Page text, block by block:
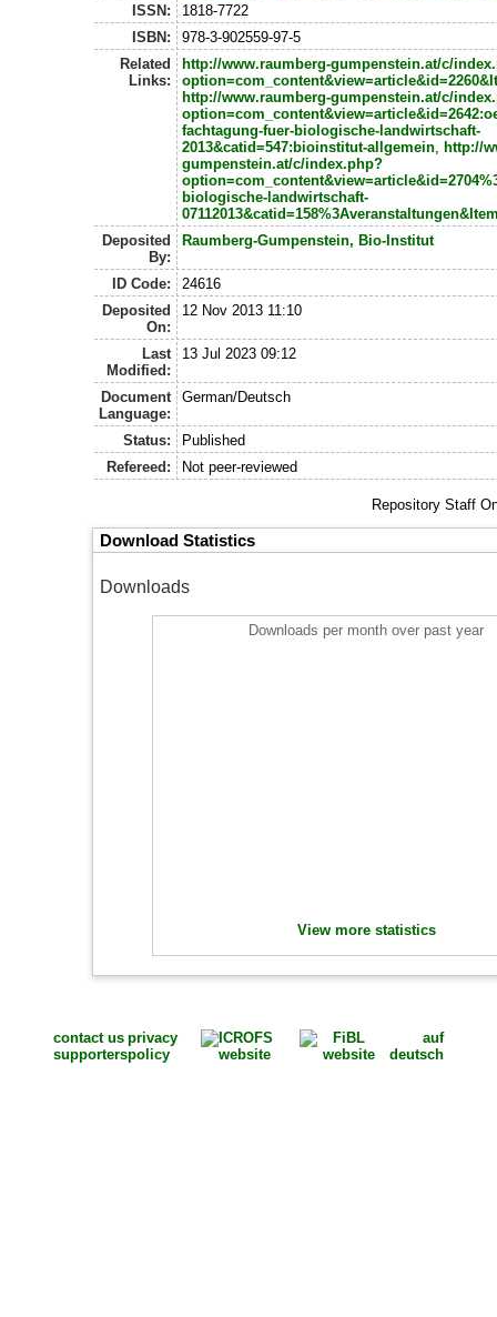
ISSN:
1818-7722
ISBN:
978-3-902559-97-5
Related
Links:
http://www.raumberg-gumpenstein.at/c/
http://www.raumberg-gumpenstein.at/c/
fachtagung-fuer-biologische-landwirtschaft-
2013&catid=547:bioinstitut-allgemein, http://
gumpenstein.at/c/index.php?
biologische-landwirtschaft-
Deposited
By:
Raumberg-Gumpenstein, Bio-Institut
ID Code:
24616
Deposited
On:
12 Nov 2013 11:10
Last
Modified:
13 Jul 2023 09:12
Document
Language:
German/Deutsch
Status:
Published
Refereed:
Not peer-reviewed
Repository Staff
Download Statistics
Downloads
Downloads per month over past year
View more statistics
contact us
supporters
privacy
policy
auf
deutsch